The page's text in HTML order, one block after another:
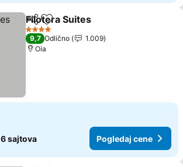
Deli Dodati u favorite
Filotera Suites
4 Zvezdice
9,7 Odlično
1.009
Oia
6 sajtova Pogledaj cene